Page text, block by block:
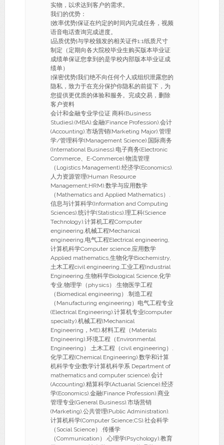
实物，以求达到客户的需求。
我们的优势：
[效率优势]保证在约定的时间内完成任务，视频
语音电话查询完成进度。
[品质优势]与学校颁发的相关证件1:1纸质尺寸
制定（定期向各大院校毕业生购买版本毕业证
成绩单保证您拿到的是学校内部版本毕业证成
绩单）
[保密优势]我们绝不向任何个人或组织泄露您的
隐私，致力于在充分保护你隐私的前提下，为
您提供更优质的体验和服务。完成交易，删除
客户资料
会计和金融专业学位证 商科(Business
Studies).(MBA).金融(Finance Profession).会计
(Accounting).市场营销(Marketing Major).管理
学/管理科学(Management Science).国际商务
(International Business).电子商务(Electronic
Commerce、E-Commerce).物流管理
（Logistics Management).经济学(Economics).
人力资源管理(Human Resource
Management;HRM).数学与应用数学
（Mathematics and Applied Mathematics）.
信息与计算科学(Information and Computing
Sciences).统计学(Statistics).理工科(Science
Technology).计算机工程Computer
engineering,机械工程Mechanical
engineering,电气工程Electrical engineering,
计算机科学Computer science,应用数学
Applied mathematics,生物化学Biochemistry,
土木工程civil engineering,工业工程Industrial
Engineering,生物科学Biological Science,化学
专业,物理学（physics）.生物医学工程
（Biomedical engineering）.制造工程
（Manufacturing engineering）电气工程专业
(Electrical Engineering).计算机专业(computer
specialty).机械工程(Mechanical
Engineering，ME).材料工程（Materials
Engineering).环境工程（Environmental
Engineering）.土木工程（civil engineering）.
化学工程(Chemical Engineering).数学和计算
机科学专业(数学计算机科学系 Department of
mathematics and computer science).会计
(Accounting).精算科学(Actuarial Science).经济
学(Economics).金融(Finance Profession).商业
管理专业(General Business).市场营销
(Marketing).公共管理(Public Administration).
计算机科学(Computer Science;CS).社会科学
（Social Science）.传播学
（Communication）.心理学(Psychology).教育